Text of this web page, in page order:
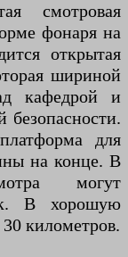
смотровая
фонаря на
открытая
шириной
кафедрой и
безопасности.
для
на конце. В
могут
В хорошую
километров.